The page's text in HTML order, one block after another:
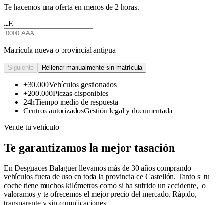
Te hacemos una oferta en menos de 2 horas.
★★★E
Matrícula nueva o provincial antigua
Siguiente Rellenar manualmente sin matrícula
+30.000Vehículos gestionados
+200.000Piezas disponibles
24hTiempo medio de respuesta
Centros autorizadosGestión legal y documentada
Vende tu vehículo
Te garantizamos la mejor tasación
En Desguaces Balaguerllevamos más de 30 años comprando
vehículos fuera de uso en toda la provincia de Castellón. Tanto si tu
coche tiene muchos kilómetros como si ha sufrido un accidente, lo
valoramos y te ofrecemos el mejor precio del mercado. Rápido,
transparente y sin complicaciones.